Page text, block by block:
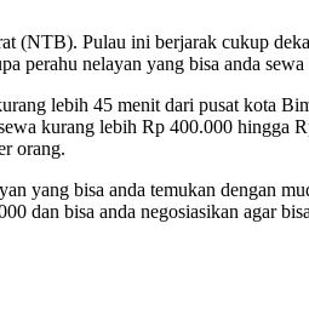
Pulau ini berjarak cukup
perahu nelayan yang bisa anda
lebih 45 menit dari pusat kota
kurang lebih Rp 400.000 hingga
orang.
yang bisa anda temukan dengan
dan bisa anda negosiasikan agar